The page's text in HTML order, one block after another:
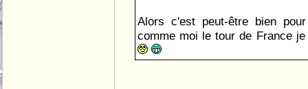
Alors c'est peut-être bien
comme moi le tour de France